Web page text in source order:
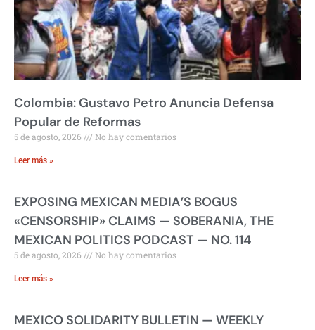
Colombia: Gustavo Petro Anuncia Defensa
Popular de Reformas
5 de agosto, 2026 No hay comentarios
Leer más »
EXPOSING MEXICAN MEDIA’S BOGUS
«CENSORSHIP» CLAIMS — SOBERANIA, THE
MEXICAN POLITICS PODCAST — NO. 114
5 de agosto, 2026 No hay comentarios
Leer más »
MEXICO SOLIDARITY BULLETIN — WEEKLY